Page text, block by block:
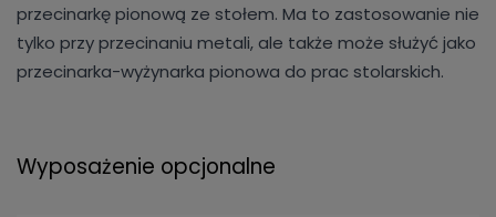
przecinarkę pionową ze stołem. Ma to zastosowanie nie
tylko przy przecinaniu metali, ale także może służyć jako
przecinarka-wyżynarka pionowa do prac stolarskich.
Wyposażenie opcjonalne